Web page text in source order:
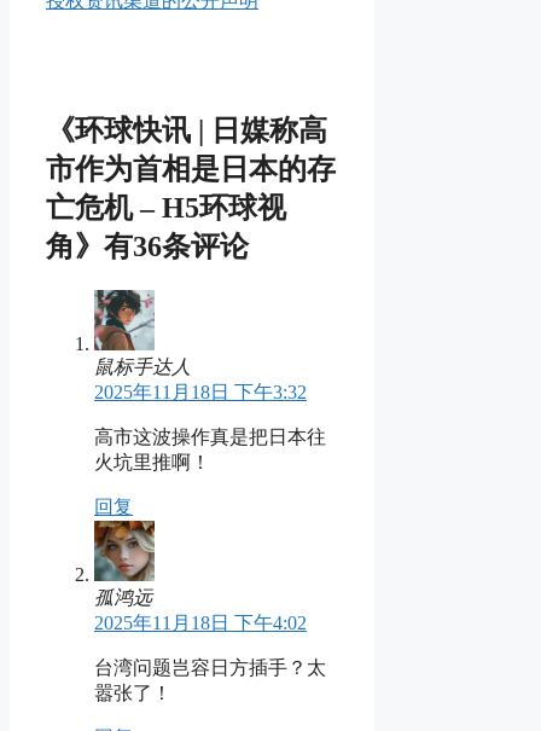
《环球快讯 | 日媒称高
市作为首相是日本的存
亡危机 – H5环球视
角》有36条评论
鼠标手达人
2025年11月18日 下午3:32
高市这波操作真是把日本往
火坑里推啊！
回复
孤鸿远
2025年11月18日 下午4:02
台湾问题岂容日方插手？太
嚣张了！